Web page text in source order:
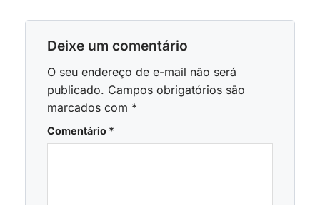
Deixe um comentário
O seu endereço de e-mail não será
publicado. Campos obrigatórios são
marcados com *
Comentário *